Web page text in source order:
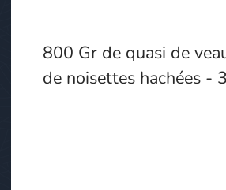
800 Gr de quasi de
de noisettes hachées -